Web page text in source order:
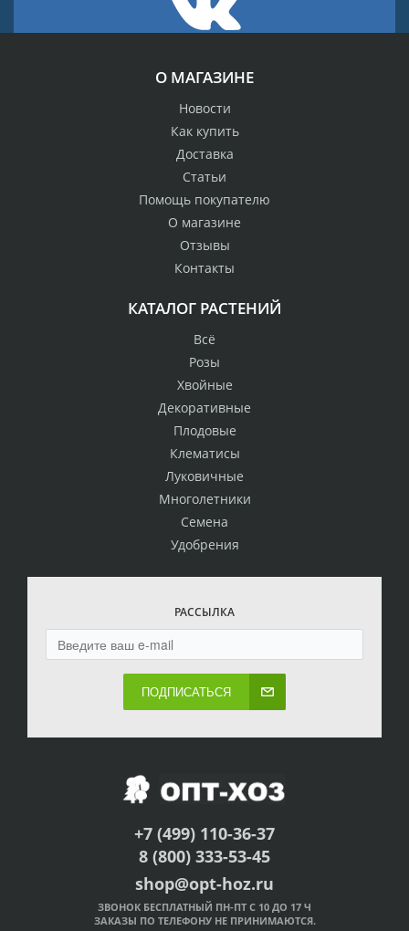
О МАГАЗИНЕ
Новости
Как купить
Доставка
Статьи
Помощь покупателю
О магазине
Отзывы
Контакты
КАТАЛОГ РАСТЕНИЙ
Всё
Розы
Хвойные
Декоративные
Плодовые
Клематисы
Луковичные
Многолетники
Семена
Удобрения
РАССЫЛКА
ПОДПИСАТЬСЯ
+7 (499) 110-36-37
8 (800) 333-53-45
shop@opt-hoz.ru
ЗВОНОК БЕСПЛАТНЫЙ ПН-ПТ С 10 ДО 17 Ч
ЗАКАЗЫ ПО ТЕЛЕФОНУ НЕ ПРИНИМАЮТСЯ.